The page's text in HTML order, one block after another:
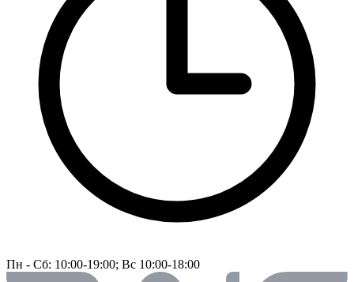
Пн - Сб: 10:00-19:00; Вс 10:00-18:00